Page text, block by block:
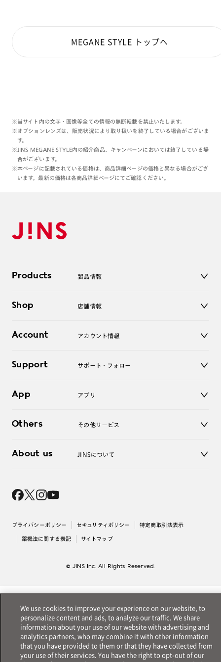
MEGANE STYLE トップへ
※当サイト内の文字・画像等全ての情報の無断転載を禁止いたします。
※オプションレンズは、販売状況により取り扱いを終了している場合がございま
す。
※JINS MEGANE STYLE内の紹介商品、キャンペーンにおいては終了している場
合がございます。
※本ページに記載されている価格は、商品詳細ページの価格と異なる場合がござ
います。最新の価格は各商品詳細ページにてご確認ください。
Products 製品情報
サングラス
コンタクトレンズ
アクセサリー
Shop 店舗情報
オンラインショップ
Account アカウント情報
ログアウト
Support サポート・フォロー
よくあるご質問
お問い合わせ
App アプリ
Others その他サービス
レンズ交換
About us JINSについて
採用情報
出店について
プライバシーポリシー セキュリティポリシー 特定商取引法表示
薬機法に関する表記 サイトマップ
© JINS Inc. All Rights Reserved.
We use cookies to improve your experience on our website, to
personalize content and ads, to analyze our traffic. We share
information about your use of our website with advertising and
analytics partners, who may combine it with other information
that you have provided to them or that they have collected from
your use of their services. You have the right to opt-out of our